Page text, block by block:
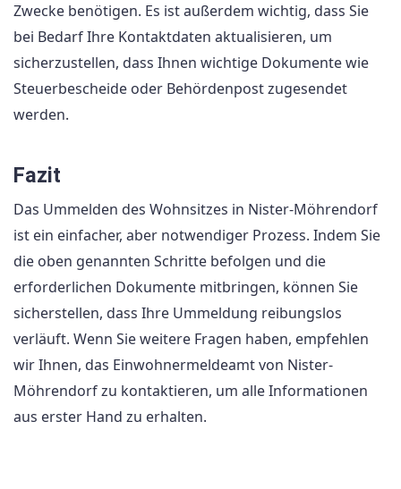
Zwecke benötigen. Es ist außerdem wichtig, dass Sie
bei Bedarf Ihre Kontaktdaten aktualisieren, um
sicherzustellen, dass Ihnen wichtige Dokumente wie
Steuerbescheide oder Behördenpost zugesendet
werden.
Fazit
Das Ummelden des Wohnsitzes in Nister-Möhrendorf
ist ein einfacher, aber notwendiger Prozess. Indem Sie
die oben genannten Schritte befolgen und die
erforderlichen Dokumente mitbringen, können Sie
sicherstellen, dass Ihre Ummeldung reibungslos
verläuft. Wenn Sie weitere Fragen haben, empfehlen
wir Ihnen, das Einwohnermeldeamt von Nister-
Möhrendorf zu kontaktieren, um alle Informationen
aus erster Hand zu erhalten.